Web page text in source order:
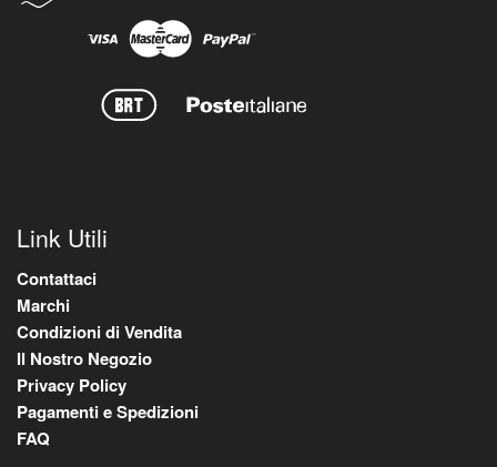
Link Utili
Contattaci
Marchi
Condizioni di Vendita
Il Nostro Negozio
Privacy Policy
Pagamenti e Spedizioni
FAQ